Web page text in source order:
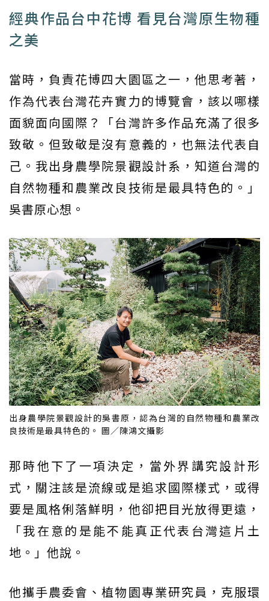
經典作品台中花博 看見台灣原生物種
之美
當時，負責花博四大園區之一，他思考著，
作為代表台灣花卉實力的博覽會，該以哪樣
面貌面向國際？「台灣許多作品充滿了很多
致敬。但致敬是沒有意義的，也無法代表自
己。我出身農學院景觀設計系，知道台灣的
自然物種和農業改良技術是最具特色的。」
吳書原心想。
出身農學院景觀設計的吳書原，認為台灣的自然物種和農業改
良技術是最具特色的。 圖／陳鴻文攝影
那時他下了一項決定，當外界講究設計形
式，關注該是流線或是追求國際樣式，或得
要是風格俐落鮮明，他卻把目光放得更遠，
「我在意的是能不能真正代表台灣這片土
地。」他說。
他攜手農委會、植物園專業研究員，克服環